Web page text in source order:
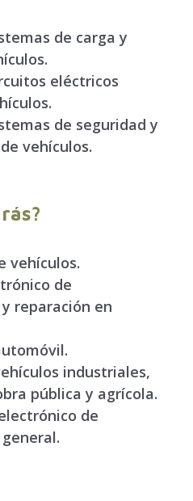
de carga y
eléctricos
de seguridad y
vehículos.
vehículos.
de
reparación en
industriales,
pública y agrícola.
de